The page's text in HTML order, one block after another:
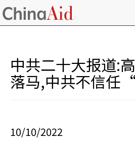
中共二十大报道:
落马,中共不信任
10/10/2022